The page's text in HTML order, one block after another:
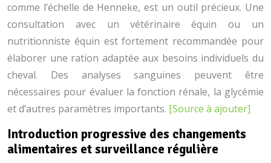
comme l’échelle de Henneke, est un outil précieux. Une
consultation avec un vétérinaire équin ou un
nutritionniste équin est fortement recommandée pour
élaborer une ration adaptée aux besoins individuels du
cheval. Des analyses sanguines peuvent être
nécessaires pour évaluer la fonction rénale, la glycémie
et d’autres paramètres importants. [Source à ajouter]
Introduction progressive des changements
alimentaires et surveillance régulière